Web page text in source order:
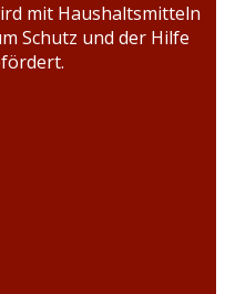
mit Haushaltsmitteln
Schutz und der Hilfe